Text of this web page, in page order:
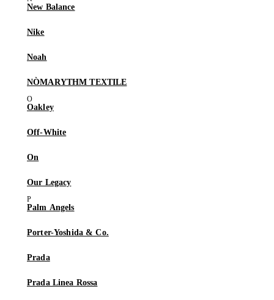
New Balance
Nike
Noah
NÒMARYTHM TEXTILE
Oakley
Off-White
On
Our Legacy
Palm Angels
Porter-Yoshida & Co.
Prada
Prada Linea Rossa